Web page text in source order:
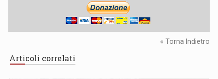
« Torna Indietro
Articoli correlati